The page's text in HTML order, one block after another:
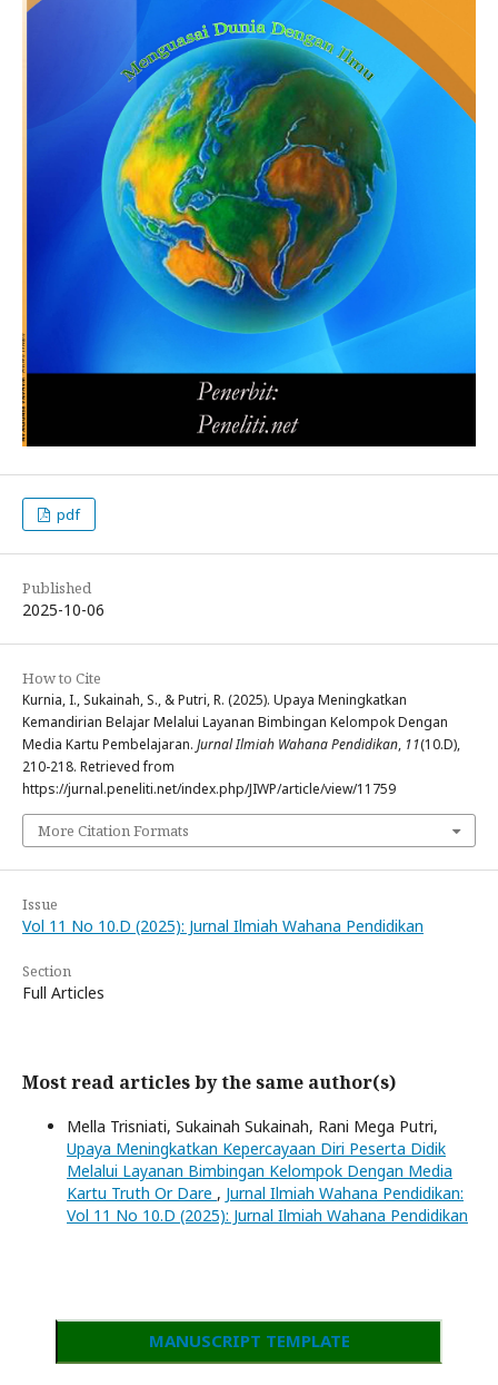
pdf
Published
2025-10-06
How to Cite
Kurnia, I., Sukainah, S., & Putri, R. (2025). Upaya Meningkatkan
Kemandirian Belajar Melalui Layanan Bimbingan Kelompok Dengan
Media Kartu Pembelajaran. Jurnal Ilmiah Wahana Pendidikan, 11(10.D),
210-218. Retrieved from
https://jurnal.peneliti.net/index.php/JIWP/article/view/11759
More Citation Formats
Issue
Vol 11 No 10.D (2025): Jurnal Ilmiah Wahana Pendidikan
Section
Full Articles
Most read articles by the same author(s)
Mella Trisniati, Sukainah Sukainah, Rani Mega Putri,
Upaya Meningkatkan Kepercayaan Diri Peserta Didik
Melalui Layanan Bimbingan Kelompok Dengan Media
Kartu Truth Or Dare , Jurnal Ilmiah Wahana Pendidikan:
Vol 11 No 10.D (2025): Jurnal Ilmiah Wahana Pendidikan
MANUSCRIPT TEMPLATE